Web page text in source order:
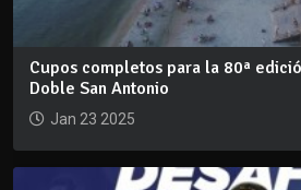
Cupos completos para la 80ª
Doble San Antonio
Jan 23 2025